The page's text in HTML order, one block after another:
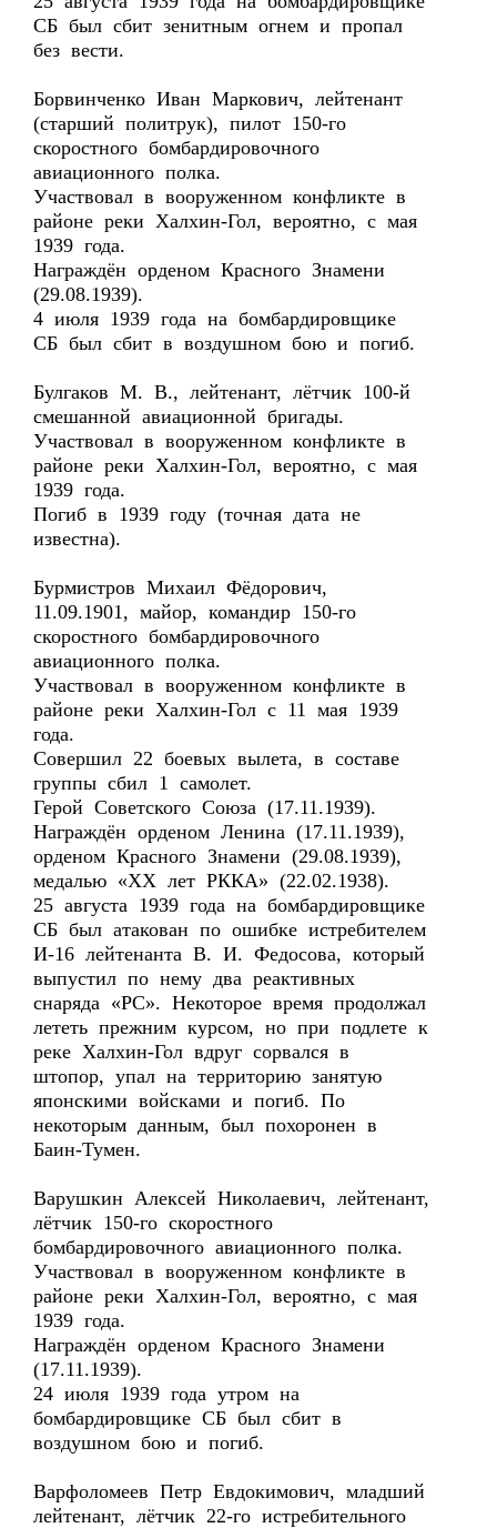
СБ был сбит зенитным огнем и пропал
без вести.
Борвинченко Иван Маркович, лейтенант
(старший политрук), пилот 150-го
скоростного бомбардировочного
авиационного полка.
Участвовал в вооруженном конфликте в
районе реки Халхин-Гол, вероятно, с мая
1939 года.
Награждён орденом Красного Знамени
(29.08.1939).
4 июля 1939 года на бомбардировщике
СБ был сбит в воздушном бою и погиб.
Булгаков М. В., лейтенант, лётчик 100-й
смешанной авиационной бригады.
Участвовал в вооруженном конфликте в
районе реки Халхин-Гол, вероятно, с мая
1939 года.
Погиб в 1939 году (точная дата не
известна).
Бурмистров Михаил Фёдорович,
11.09.1901, майор, командир 150-го
скоростного бомбардировочного
авиационного полка.
Участвовал в вооруженном конфликте в
районе реки Халхин-Гол с 11 мая 1939
года.
Совершил 22 боевых вылета, в составе
группы сбил 1 самолет.
Герой Советского Союза (17.11.1939).
Награждён орденом Ленина (17.11.1939),
орденом Красного Знамени (29.08.1939),
медалью «ХХ лет РККА» (22.02.1938).
25 августа 1939 года на бомбардировщике
СБ был атакован по ошибке истребителем
И-16 лейтенанта В. И. Федосова, который
выпустил по нему два реактивных
снаряда «РС». Некоторое время продолжал
лететь прежним курсом, но при подлете к
реке Халхин-Гол вдруг сорвался в
штопор, упал на территорию занятую
японскими войсками и погиб. По
некоторым данным, был похоронен в
Баин-Тумен.
Варушкин Алексей Николаевич, лейтенант,
лётчик 150-го скоростного
бомбардировочного авиационного полка.
Участвовал в вооруженном конфликте в
районе реки Халхин-Гол, вероятно, с мая
1939 года.
Награждён орденом Красного Знамени
(17.11.1939).
24 июля 1939 года утром на
бомбардировщике СБ был сбит в
воздушном бою и погиб.
Варфоломеев Петр Евдокимович, младший
лейтенант, лётчик 22-го истребительного